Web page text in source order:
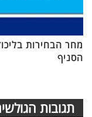
מחר הבחירות
הסניף
תגובות